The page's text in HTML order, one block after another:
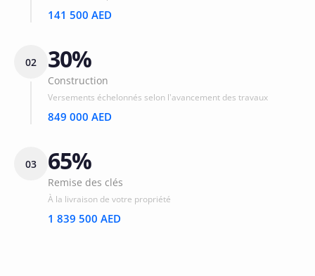
141 500 AED
02 30%
Construction
Versements échelonnés selon l'avancement des travaux
849 000 AED
03 65%
Remise des clés
À la livraison de votre propriété
1 839 500 AED